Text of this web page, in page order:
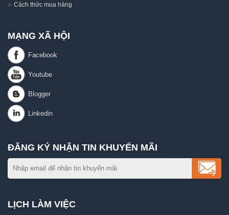
Cách thức mua hàng
MẠNG XÃ HỘI
ĐĂNG KÝ NHẬN TIN KHUYẾN MÃI
LỊCH LÀM VIỆC